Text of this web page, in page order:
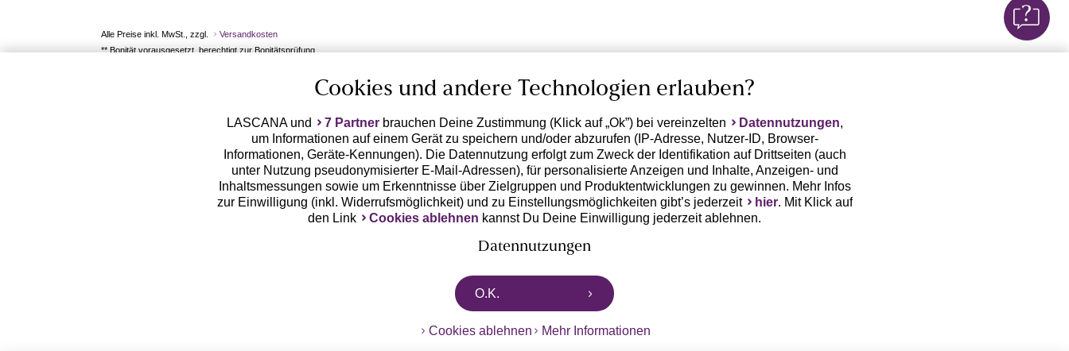
Alle Preise inkl. MwSt., zzgl.
Versandkosten
** Bonität vorausgesetzt, berechtigt zur Bonitätsprüfung
Cookies und andere Technologien erlauben?
LASCANA und 7 Partnerbrauchen Deine Zustimmung (Klick auf „Ok”) bei vereinzelten Datennutzungen,
um Informationen auf einem Gerät zu speichern und/oder abzurufen (IP-Adresse, Nutzer-ID, Browser-
Informationen, Geräte-Kennungen). Die Datennutzung erfolgt zum Zweck der Identifikation auf Drittseiten (auch
unter Nutzung pseudonymisierter E-Mail-Adressen), für personalisierte Anzeigen und Inhalte, Anzeigen- und
Inhaltsmessungen sowie um Erkenntnisse über Zielgruppen und Produktentwicklungen zu gewinnen. Mehr Infos
zur Einwilligung (inkl. Widerrufsmöglichkeit) und zu Einstellungsmöglichkeiten gibt’s jederzeit
hier. Mit Klick auf
den Link
Cookies ablehnen kannst Du Deine Einwilligung jederzeit ablehnen.
Datennutzungen
LASCANA arbeitet mit Partnern zusammen, die von deinem Endgerät abgerufene Daten (Trackingdaten) oder die
von uns übermittelten pseudonymisierten Daten zur Aussteuerung unserer Werbung sowie auch zu eigenen
Erhebung der Trackingdaten bzw. die Übermittlung deiner pseudonymisierten Daten, sondern auch deren
O.K.
Cookies ablehnen Mehr Informationen